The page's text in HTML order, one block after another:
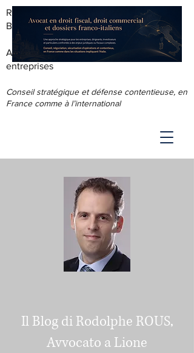
RODOLPHE ROUS - AVOCAT AU
BARREAU DE LYON
Accompagnement juridique & fiscal des
entreprises
Conseil stratégique et défense contentieuse, en
France comme à l’international
Il Blog di Rodolphe ROUS,
Avvocato a Lione